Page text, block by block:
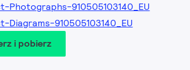
Photographs-910505103140_EU
Diagrams-910505103140_EU
i pobierz